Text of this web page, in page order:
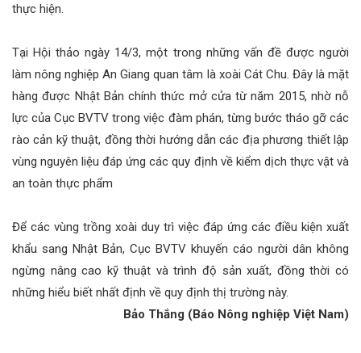
thực hiện.
Tại Hội thảo ngày 14/3, một trong những vấn đề được người
làm nông nghiệp An Giang quan tâm là xoài Cát Chu. Đây là mặt
hàng được Nhật Bản chính thức mở cửa từ năm 2015, nhờ nỗ
lực của Cục BVTV trong việc đàm phán, từng bước tháo gỡ các
rào cản kỹ thuật, đồng thời hướng dẫn các địa phương thiết lập
vùng nguyên liệu đáp ứng các quy định về kiểm dịch thực vật và
an toàn thực phẩm
Để các vùng trồng xoài duy trì việc đáp ứng các điều kiện xuất
khẩu sang Nhật Bản, Cục BVTV khuyến cáo người dân không
ngừng nâng cao kỹ thuật và trình độ sản xuất, đồng thời có
những hiểu biết nhất định về quy định thị trường này.
Bảo Thắng (Báo Nông nghiệp Việt Nam)